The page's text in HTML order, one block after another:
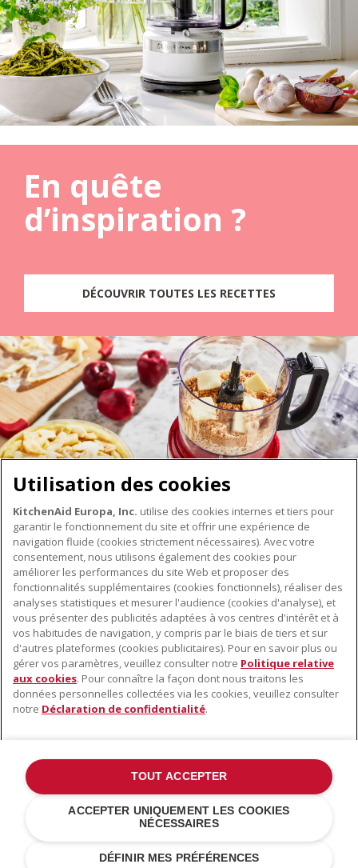
En quête
d’inspiration ?
DÉCOUVRIR TOUTES LES RECETTES
À PROPOS DE KITCHENAID
À propos de KitchenAid
Histoire de la marque
Communiqués de presse
ODR
NOS PRODUITS
Petits électroménagers
Matériel de cuisine
Accessoires
SERVICE CLIENT
Trouver un magasin
©2022 Tous droits réservés. KitchenAid et la forme du robot pâtissier
multifonction sont des marques déposées aux États Unis et dans
d'autres pays .Déclaration de confidentialité.Cookies.Autres pays
Utilisation des cookies
KitchenAid Europa, Inc. utilise des cookies internes et tiers pour
garantir le fonctionnement du site et offrir une expérience de
navigation fluide (cookies strictement nécessaires). Avec votre
consentement, nous utilisons également des cookies pour
améliorer les performances du site Web et proposer des
fonctionnalités supplémentaires (cookies fonctionnels), réaliser des
analyses statistiques et mesurer l'audience (cookies d'analyse), et
vous présenter des publicités adaptées à vos centres d'intérêt et à
vos habitudes de navigation, y compris par le biais de tiers et sur
d'autres plateformes (cookies publicitaires). Pour en savoir plus ou
gérer vos paramètres, veuillez consulter notre Politique relative
aux cookies. Pour connaître la façon dont nous traitons les
données personnelles collectées via les cookies, veuillez consulter
notre Déclaration de confidentialité.
DÉFINIR MES PRÉFÉRENCES
ACCEPTER UNIQUEMENT LES COOKIES
NÉCESSAIRES
TOUT ACCEPTER